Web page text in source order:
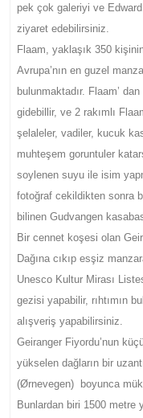
pek çok galeriyi ve Edward
ziyaret edebilirsiniz.
Flaam, yaklaşık 350
Avrupa’nın en guzel
bulunmaktadır. Flaam’
gidebillir, ve 2 rakımlı
şelaleler, vadiler, kucuk
muhteşem goruntuler
soylenen suyu ile isim
fotoğraf cekildikten sonra
bilinen Gudvangen
Bir cennet koşesi olan
Dağına cıkıp esşiz
Unesco Kultur Mirası
gezisi yapabilir, rıhtımın
alışveriş yapabilirsiniz.
Geiranger Fiyordu’nun
yükselen dağların bir
(Ørnevegen) boyunca
Bunlardan biri 1500 metre